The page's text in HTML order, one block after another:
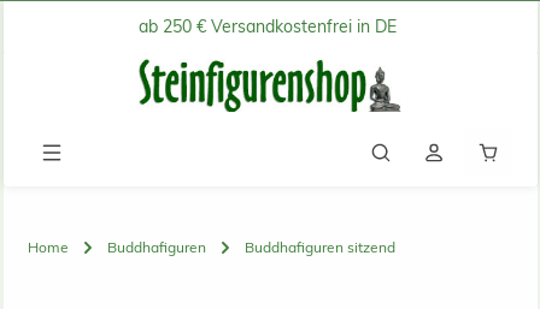
Zum Hauptinhalt springenab 250 € Versandkostenfrei in DE
Home Buddhafiguren Buddhafiguren sitzend